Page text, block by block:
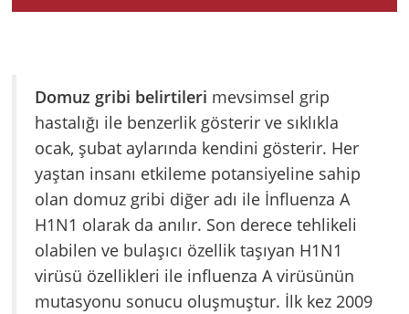
Domuz gribi belirtileri mevsimsel grip
hastalığı ile benzerlik gösterir ve sıklıkla
ocak, şubat aylarında kendini gösterir. Her
yaştan insanı etkileme potansiyeline sahip
olan domuz gribi diğer adı ile İnfluenza A
H1N1 olarak da anılır. Son derece tehlikeli
olabilen ve bulaşıcı özellik taşıyan H1N1
virüsü özellikleri ile influenza A virüsünün
mutasyonu sonucu oluşmuştur. İlk kez 2009